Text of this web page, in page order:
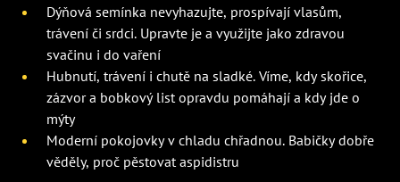
Dýňová semínka nevyhazujte, prospívají vlasům,
trávení či srdci. Upravte je a využijte jako zdravou
svačinu i do vaření
Hubnutí, trávení i chutě na sladké. Víme, kdy skořice,
zázvor a bobkový list opravdu pomáhají a kdy jde o
mýty
Moderní pokojovky v chladu chřadnou. Babičky dobře
věděly, proč pěstovat aspidistru